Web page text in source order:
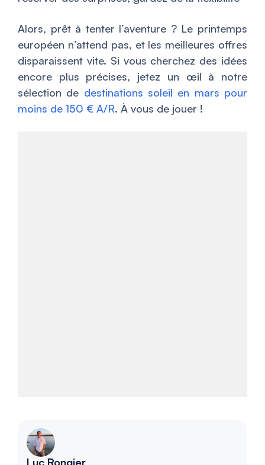
Alors, prêt à tenter l’aventure ? Le printemps
européen n’attend pas, et les meilleures offres
disparaissent vite. Si vous cherchez des idées
encore plus précises, jetez un œil à notre
sélection de destinations soleil en mars pour
moins de 150 € A/R. À vous de jouer !
Luc Rongier